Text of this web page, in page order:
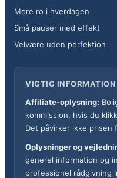
Mere ro i hverdagen
Små pauser med effekt
Velvære uden perfektion
VIGTIG INFORMATION
Affiliate-oplysning:
kommission, hvis du
Det påvirker ikke prisen
Oplysninger og
generel information og
professionel rådgivning